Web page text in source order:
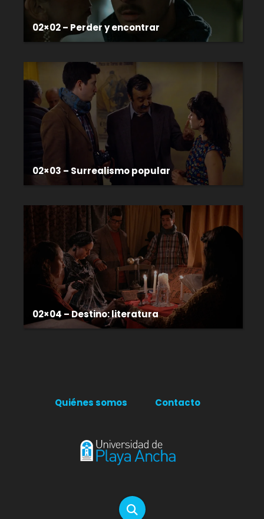
02×02 – Perder y encontrar
02×03 – Surrealismo popular
02×04 – Destino: literatura
Quiénes somos Contacto